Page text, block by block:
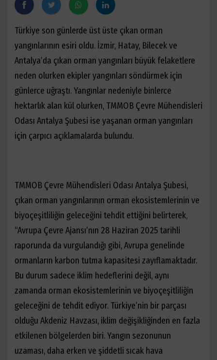
Türkiye son günlerde üst üste çıkan orman
yangınlarının esiri oldu. İzmir, Hatay, Bilecek ve
Antalya’da çıkan orman yangınları büyük felaketlere
neden olurken ekipler yangınları söndürmek için
günlerce uğraştı. Yangınlar nedeniyle binlerce
hektarlık alan kül olurken, TMMOB Çevre Mühendisleri
Odası Antalya Şubesi ise yaşanan orman yangınları
için çarpıcı açıklamalarda bulundu.
TMMOB Çevre Mühendisleri Odası Antalya Şubesi,
çıkan orman yangınlarının orman ekosistemlerinin ve
biyoçeşitliliğin geleceğini tehdit ettiğini belirterek,
“Avrupa Çevre Ajansı’nın 28 Haziran 2025 tarihli
raporunda da vurgulandığı gibi, Avrupa genelinde
ormanların karbon tutma kapasitesi zayıflamaktadır.
Bu durum sadece iklim hedeflerini değil, aynı
zamanda orman ekosistemlerinin ve biyoçeşitliliğin
geleceğini de tehdit ediyor. Türkiye’nin bir parçası
olduğu Akdeniz Havzası, iklim değişikliğinden en fazla
etkilenen bölgelerden biri. Yangın sezonunun
uzaması, daha erken ve şiddetli sıcak hava